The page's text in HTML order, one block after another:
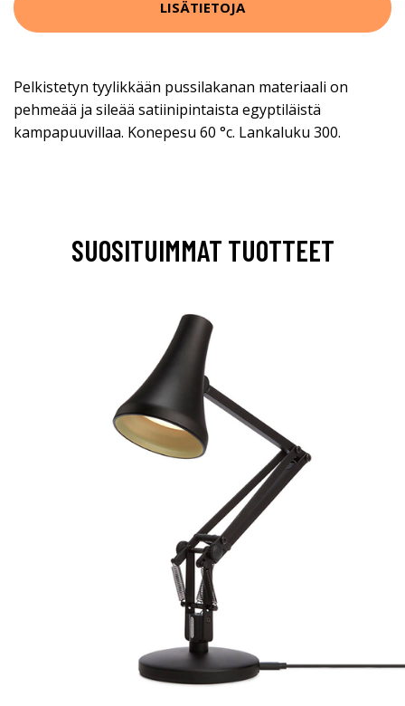
LISÄTIETOJA
Pelkistetyn tyylikkään pussilakanan materiaali on
pehmeää ja sileää satiinipintaista egyptiläistä
kampapuuvillaa. Konepesu 60 °c. Lankaluku 300.
SUOSITUIMMAT TUOTTEET